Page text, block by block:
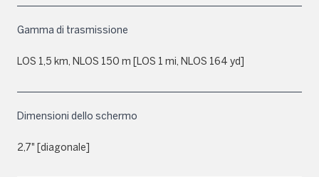
Gamma di trasmissione
LOS 1,5 km, NLOS 150 m [LOS 1 mi, NLOS 164 yd]
Dimensioni dello schermo
2,7" [diagonale]